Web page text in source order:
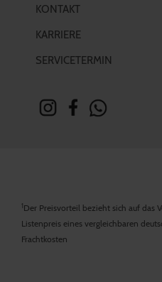
KONTAKT
KARRIERE
SERVICETERMIN
1Der Preisvorteil bezieht sich auf das
Listenpreis eines vergleichbaren
Frachtkosten